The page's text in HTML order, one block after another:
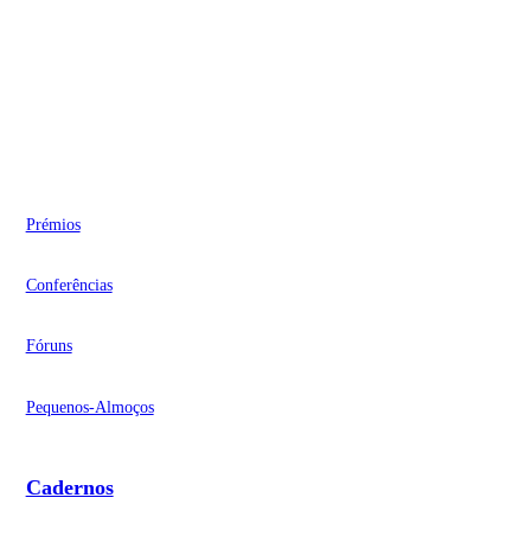
Prémios
Conferências
Fóruns
Pequenos-Almoços
Cadernos